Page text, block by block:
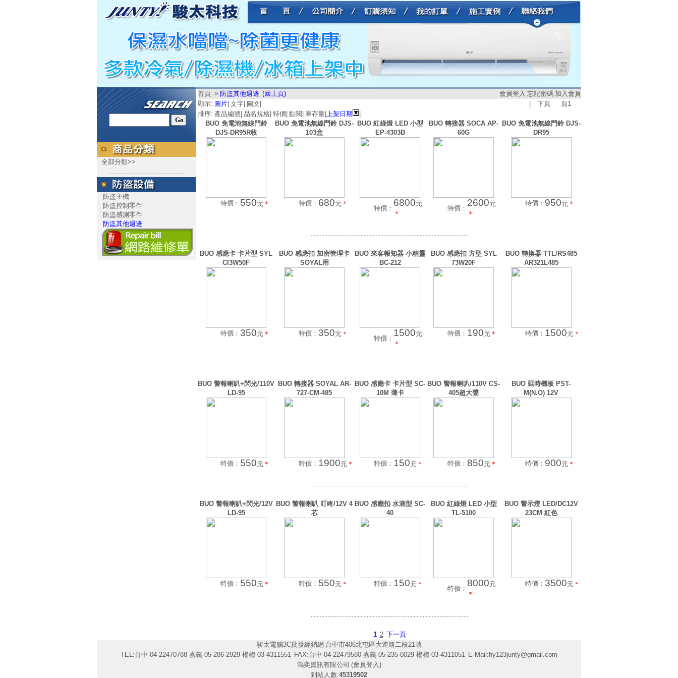
全部分類>>
.....................................
防盜主機
防盜控制零件
防盜感測零件
防盜其他週邊
首頁 -> 防盜其他週邊 (回上頁) 會員登入 忘記密碼 加入會員
顯示: 圖片 文字 圖文 下頁 頁1
排序: 產品編號 品名規格 特價 點閱 庫存量 上架日期
BUO 免電池無線門鈴
DJS-DR95R收
特價： 550元 ＊
BUO 免電池無線門鈴 DJS-
103盒
特價： 680元 ＊
BUO 紅綠燈 LED 小型
EP-4303B
特價：
6800元
＊
BUO 轉接器 SOCA AP-
60G
特價：
2600元
＊
BUO 免電池無線門鈴 DJS-
DR95
特價： 950元 ＊
........................................................................................................
BUO 感應卡 卡片型 SYL
CI3W50F
特價： 350元 ＊
BUO 感應扣 加密管理卡
SOYAL用
特價： 350元 ＊
BUO 來客報知器 小精靈
BC-212
特價：
1500元
＊
BUO 感應扣 方型 SYL
73W20F
特價： 190元 ＊
BUO 轉換器 TTL/RS485
AR321L485
特價： 1500元 ＊
........................................................................................................
BUO 警報喇叭+閃光/110V
LD-95
特價： 550元 ＊
BUO 轉接器 SOYAL AR-
727-CM-485
特價： 1900元 ＊
BUO 感應卡 卡片型 SC-
10M 薄卡
特價： 150元 ＊
BUO 警報喇叭/110V CS-
405超大聲
特價： 850元 ＊
BUO 延時機板 PST-
M(N.O) 12V
特價： 900元 ＊
........................................................................................................
BUO 警報喇叭+閃光/12V
LD-95
特價： 550元 ＊
BUO 警報喇叭 叮咚/12V 4
芯
特價： 550元 ＊
BUO 感應扣 水滴型 SC-
40
特價： 150元 ＊
BUO 紅綠燈 LED 小型
TL-5100
特價：
8000元
＊
BUO 警示燈 LED/DC12V
23CM 紅色
特價： 3500元 ＊
........................................................................................................
1 2 下一頁
駿太電腦3C批發經銷網 台中市406北屯區大連路二段21號
TEL:台中-04-22470788 嘉義-05-286-2929 楊梅-03-4311551 FAX:台中-04-22479580 嘉義-05-235-0029 楊梅-03-4311051 E-Mail: hy123junty@gmail.com
鴻奕資訊有限公司 (會員登入)
到站人數:45319502